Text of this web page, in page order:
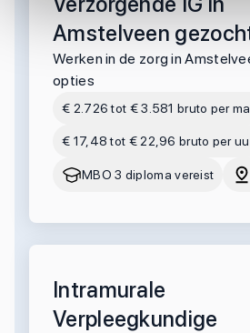
Amstelveen
Werken in de zorg in
opties
€ 2.726 tot € 3.581 bruto per
€ 17,48 tot € 22,96 bruto per
MBO 3 diploma vereist
Intramurale
Verpleegkundige